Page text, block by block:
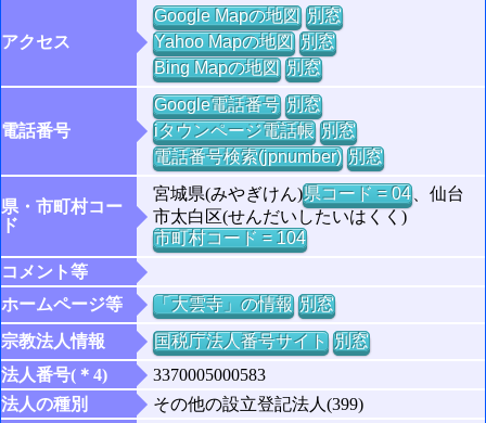
アクセス
Google Mapの地図 別窓
Yahoo Mapの地図 別窓
Bing Mapの地図 別窓
電話番号
Google電話番号 別窓
iタウンページ電話帳 別窓
電話番号検索(jpnumber) 別窓
県・市町村コー
ド
宮城県(みやぎけん)県コード = 04、仙台
市太白区(せんだいしたいはくく)
市町村コード = 104
コメント等
ホームページ等
「大雲寺」の情報 別窓
宗教法人情報
国税庁法人番号サイト 別窓
法人番号(＊4)
3370005000583
法人の種別
その他の設立登記法人(399)